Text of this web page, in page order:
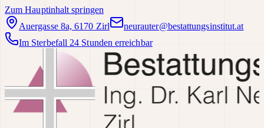
Zum Hauptinhalt springen
Auergasse 8a, 6170 Zirl
neurauter@bestattungsinstitut.at
Im Sterbefall 24 Stunden erreichbar